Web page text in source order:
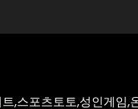
,스포츠토토,성인게임,